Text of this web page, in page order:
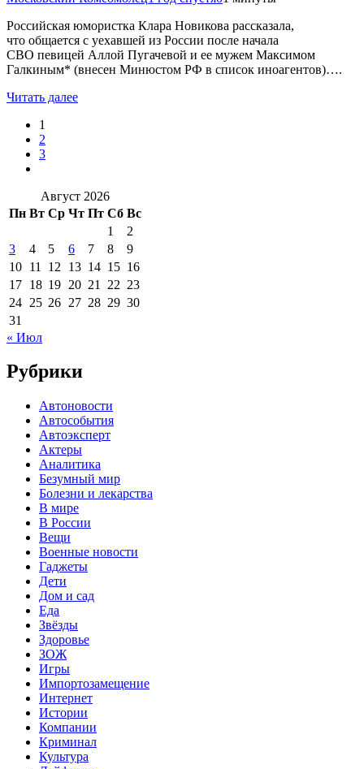
Российская юмористка Клара Новикова рассказала,
что общается с уехавшей из России после начала
СВО певицей Аллой Пугачевой и ее мужем Максимом
Галкиным* (внесен Минюстом РФ в список иноагентов)….
Читать далее
1
2
3
Август 2026
Пн Вт Ср Чт Пт Сб Вс
1
2
3
4 5 6 7 8
9
10 11 12 13 14 15 16
17 18 19 20 21 22 23
24 25 26 27 28 29 30
31
« Июл
Рубрики
Автоновости
Автособытия
Автоэксперт
Актеры
Аналитика
Безумный мир
Болезни и лекарства
В мире
В России
Вещи
Военные новости
Гаджеты
Дети
Дом и сад
Еда
Звёзды
Здоровье
ЗОЖ
Игры
Импортозамещение
Интернет
Истории
Компании
Криминал
Культура